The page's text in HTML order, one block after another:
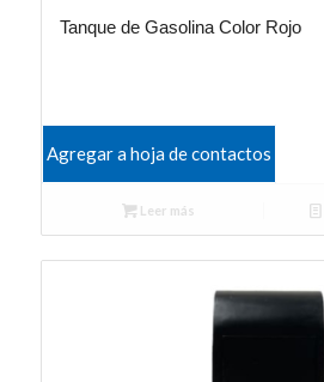
Tanque de Gasolina Color Rojo
Agregar a hoja de contactos
Leer más